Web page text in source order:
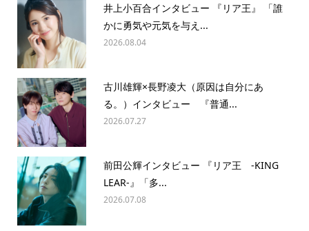
井上小百合インタビュー 『リア王』 「誰
かに勇気や元気を与え...
2026.08.04
古川雄輝×長野凌大（原因は自分にあ
る。）インタビュー 『普通...
2026.07.27
前田公輝インタビュー 『リア王 -KING
LEAR-』「多...
2026.07.08